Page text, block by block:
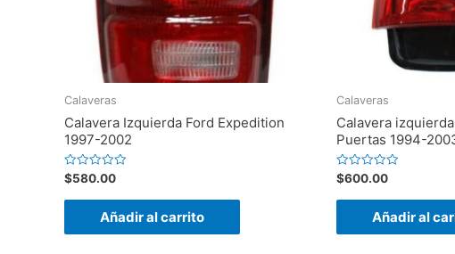
Calaveras
Calavera Izquierda Ford Expedition
1997-2002
Valorado
en
0
$580.00
Añadir al carrito
Calaveras
Calavera
Puertas 1994-
Valorado
en
0
$600.00
Añadir al